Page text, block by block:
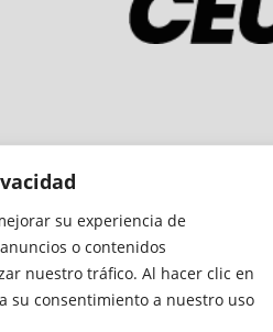
su experiencia de
o contenidos
nuestro tráfico. Al hacer clic en
su consentimiento a nuestro uso
Mapa del SitioPolítica de Cookies